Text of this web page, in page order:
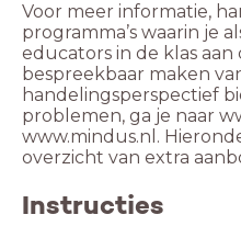
Voor meer informatie,
programma’s waarin je
educators in de klas
bespreekbaar maken
handelingsperspectief
problemen, ga je naar
www.mindus.nl.
overzicht van extra
Instructies